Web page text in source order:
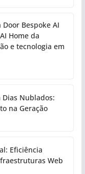
Bespoke AI
Home da
e tecnologia em
Dias Nublados:
na Geração
Eficiência
Web